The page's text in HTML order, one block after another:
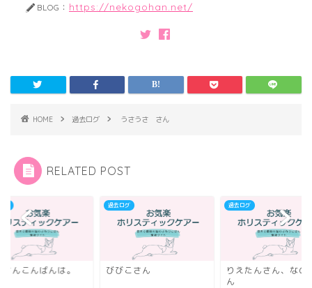
BLOG： https://nekogohan.net/
HOME 過去ログ うさうさ さん
RELATED POST
んこんばんは。
過去ログ
びびこさん
過去ログ
りえたんさん、なの
ん